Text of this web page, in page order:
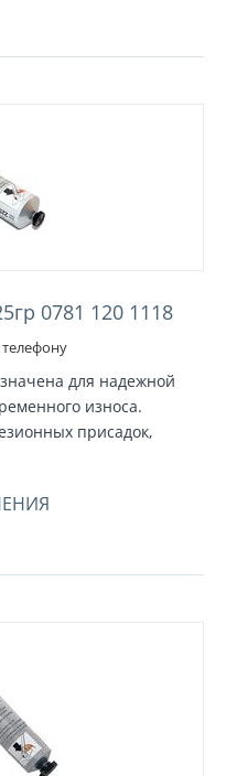
0781 120 1118
для надежной
износа.
присадок,